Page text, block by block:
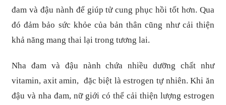
đam và đậu nành để giúp tử cung phục hồi tốt hơn. Qua
đó đảm bảo sức khỏe của bản thân cũng như cải thiện
khả năng mang thai lại trong tương lai.
Nha đam và đậu nành chứa nhiều dưỡng chất như
vitamin, axit amin, đặc biệt là estrogen tự nhiên. Khi ăn
đậu và nha đam, nữ giới có thể cải thiện lượng estrogen